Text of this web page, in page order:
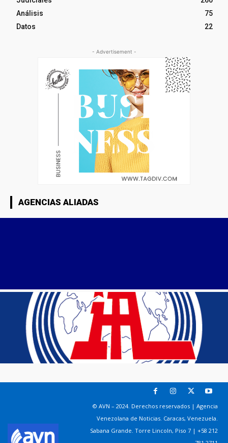
Análisis
75
Datos
22
- Advertisement -
AGENCIAS ALIADAS
© AVN – 2024. Derechos reservados | Agencia
Venezolana de Noticias. Caracas, Venezuela.
Sabana Grande. Torre Lincoln, Piso 7 | +58 212